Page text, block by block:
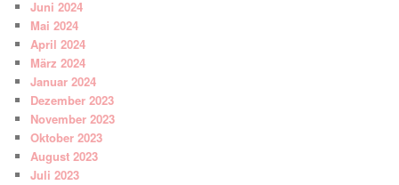
Juni 2024
Mai 2024
April 2024
März 2024
Januar 2024
Dezember 2023
November 2023
Oktober 2023
August 2023
Juli 2023